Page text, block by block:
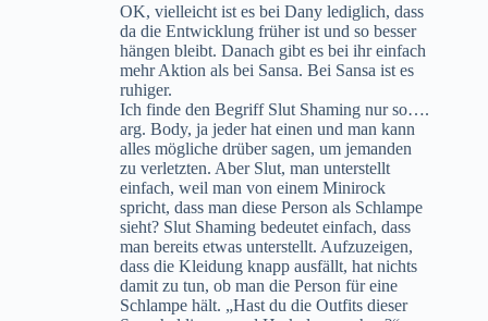
OK, vielleicht ist es bei Dany lediglich, dass
da die Entwicklung früher ist und so besser
hängen bleibt. Danach gibt es bei ihr einfach
mehr Aktion als bei Sansa. Bei Sansa ist es
ruhiger.
Ich finde den Begriff Slut Shaming nur so….
arg. Body, ja jeder hat einen und man kann
alles mögliche drüber sagen, um jemanden
zu verletzten. Aber Slut, man unterstellt
einfach, weil man von einem Minirock
spricht, dass man diese Person als Schlampe
sieht? Slut Shaming bedeutet einfach, dass
man bereits etwas unterstellt. Aufzuzeigen,
dass die Kleidung knapp ausfällt, hat nichts
damit zu tun, ob man die Person für eine
Schlampe hält. „Hast du die Outfits dieser